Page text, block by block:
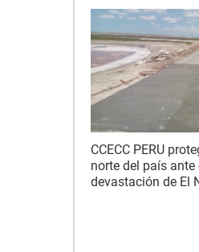
CCECC PERU
norte del país ante
devastación de El